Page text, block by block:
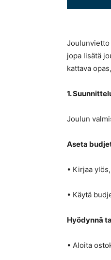
jopa lisätä
kattava
1.
Joulun
Aseta
• Kirjaa
• Käytä
Hyödynnä
• Aloita